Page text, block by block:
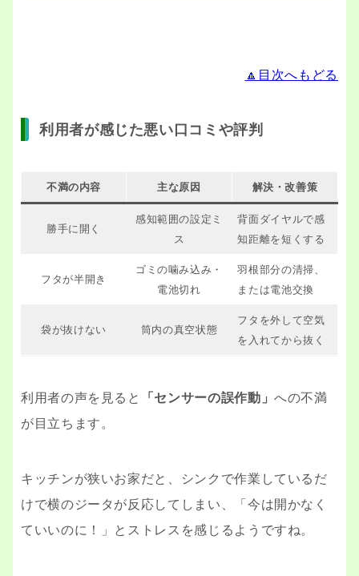
🔼目次へもどる
利用者が感じた悪い口コミや評判
不満の内容 主な原因 解決・改善策
勝手に開く
感知範囲の設定ミ
ス
背面ダイヤルで感
知距離を短くする
フタが半開き
ゴミの噛み込み・
電池切れ
羽根部分の清掃、
または電池交換
袋が抜けない 筒内の真空状態
フタを外して空気
を入れてから抜く
利用者の声を見ると 「センサーの誤作動」への不満
が目立ちます。
キッチンが狭いお家だと、シンクで作業しているだ
けで横のジータが反応してしまい、「今は開かなく
ていいのに！」とストレスを感じるようですね。